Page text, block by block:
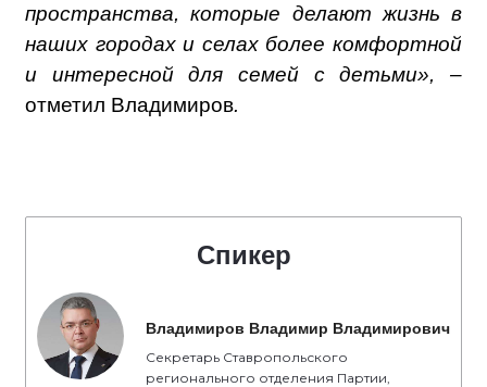
пространства, которые делают жизнь в
наших городах и селах более комфортной
и интересной для семей с детьми», –
отметил Владимиров.
Спикер
Владимиров Владимир Владимирович
Секретарь Ставропольского
регионального отделения Партии,